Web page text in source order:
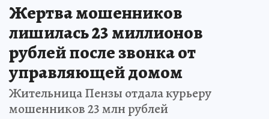
Жертва мошенников
лишилась 23 миллионов
рублей после звонка от
управляющей домом
Жительница Пензы отдала курьеру
мошенников 23 млн рублей